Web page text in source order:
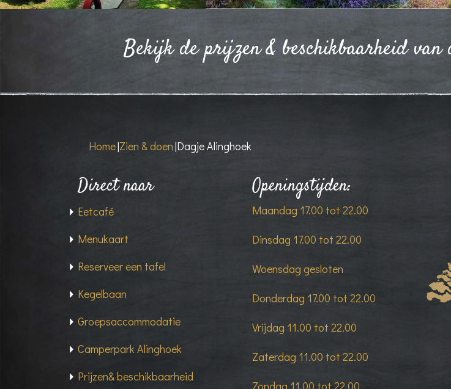
Bekijk de prijzen & beschikbaarheid van
Home|Zien & doen|Dagje Alinghoek
Direct naar
Eetcafé
Menukaart
Reserveer een tafel
Kegelbaan
Groepsaccommodatie
Camperpark Alinghoek
Prijzen& beschikbaarheid
Openingstijden:
Maandag 17.00 tot 22.00
Dinsdag 17.00 tot 22.00
Woensdag gesloten
Donderdag 17.00 tot 22.00
Vrijdag 11.00 tot 22.00
Zaterdag 11.00 tot 22.00
Zondag 11.00 tot 22.00